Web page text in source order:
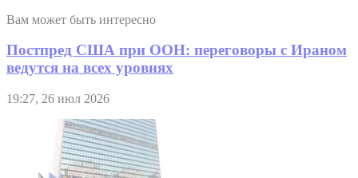
Вам может быть интересно
Постпред США при ООН: переговоры с Ираном
ведутся на всех уровнях
19:27, 26 июл 2026